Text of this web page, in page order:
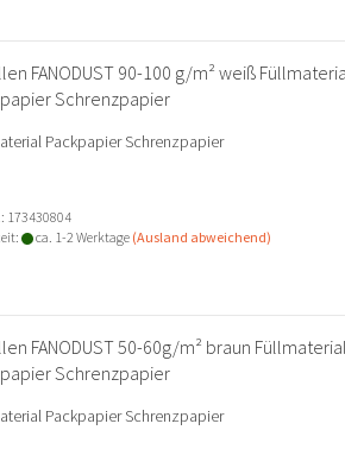
FANODUST 90-100 g/m² weiß
Schrenzpapier
Packpapier Schrenzpapier
173430804
ca. 1-2 Werktage (Ausland abweichend)
FANODUST 50-60g/m² braun Füllmaterial
Schrenzpapier
Packpapier Schrenzpapier